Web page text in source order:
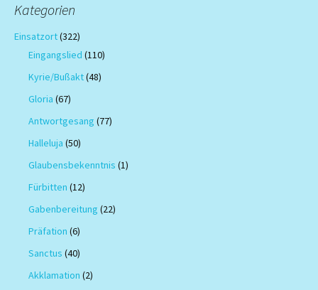
Kategorien
Einsatzort(322)
Eingangslied (110)
Kyrie/Bußakt(48)
Gloria (67)
Antwortgesang (77)
Halleluja (50)
Glaubensbekenntnis (1)
Fürbitten (12)
Gabenbereitung (22)
Präfation (6)
Sanctus (40)
Akklamation (2)